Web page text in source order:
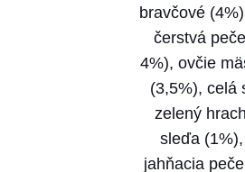
bravčové
čerstvá
4%), ovčie
(3,5%), celá
zelený
sleďa
jahňacia